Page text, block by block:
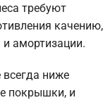
требуют
качению,
амортизации.
ниже
покрышки, и